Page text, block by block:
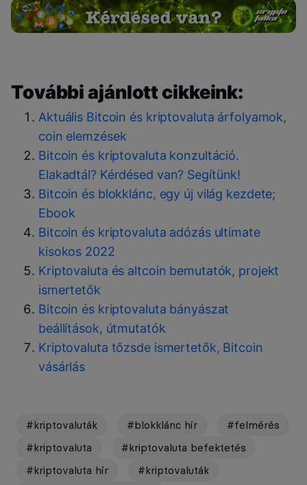
További ajánlott cikkeink:
Aktuális Bitcoin és kriptovaluta árfolyamok,
coin elemzések
Bitcoin és kriptovaluta konzultáció.
Elakadtál? Kérdésed van? Segítünk!
Bitcoin és blokklánc, egy új világ kezdete;
Ebook
Bitcoin és kriptovaluta adózás ultimate
kisokos 2022
Kriptovaluta és altcoin bemutatók, projekt
ismertetők
Bitcoin és kriptovaluta bányászat
beállítások, útmutatók
Kriptovaluta tőzsde ismertetők, Bitcoin
vásárlás
#kriptovaluták #blokklánc hír
#felmérés
#kriptovaluta
#kriptovaluta befektetés
#kriptovaluta hír
#kriptovaluták